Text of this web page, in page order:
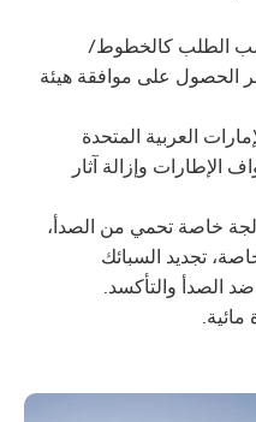
الطلب كالخطوط/
الحصول على موافقة هيئة
العربية المتحدة
الإطارات وإزالة آثار
خاصة تحمي من الصدأ،
تجديد السبائك
ضد الصدأ والتأكسد.
مائية.